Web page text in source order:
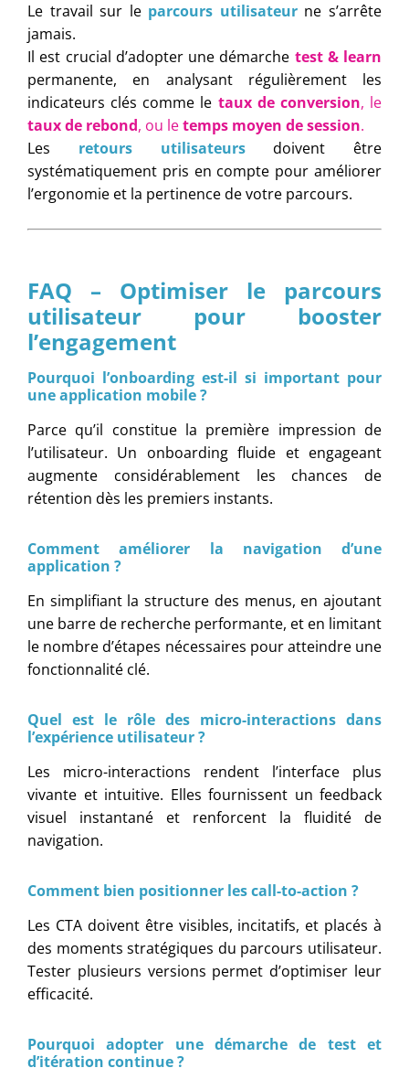
Le travail sur le parcours utilisateurne s’arrête
jamais.
Il est crucial d’adopter une démarche test & learn
permanente, en analysant régulièrement les
indicateurs clés comme le taux de conversion, le
taux de rebond, ou letemps moyen de session.
Les retours utilisateursdoivent être
systématiquement pris en compte pour améliorer
l’ergonomie et la pertinence de votre parcours.
FAQ – Optimiser le parcours
utilisateur pour booster
l’engagement
Pourquoi l’onboarding est-il si important pour
une application mobile ?
Parce qu’il constitue la première impression de
l’utilisateur. Un onboarding fluide et engageant
augmente considérablement les chances de
rétention dès les premiers instants.
Comment améliorer la navigation d’une
application ?
En simplifiant la structure des menus, en ajoutant
une barre de recherche performante, et en limitant
le nombre d’étapes nécessaires pour atteindre une
fonctionnalité clé.
Quel est le rôle des micro-interactions dans
l’expérience utilisateur ?
Les micro-interactions rendent l’interface plus
vivante et intuitive. Elles fournissent un feedback
visuel instantané et renforcent la fluidité de
navigation.
Comment bien positionner les call-to-action ?
Les CTA doivent être visibles, incitatifs, et placés à
des moments stratégiques du parcours utilisateur.
Tester plusieurs versions permet d’optimiser leur
efficacité.
Pourquoi adopter une démarche de test et
d’itération continue ?